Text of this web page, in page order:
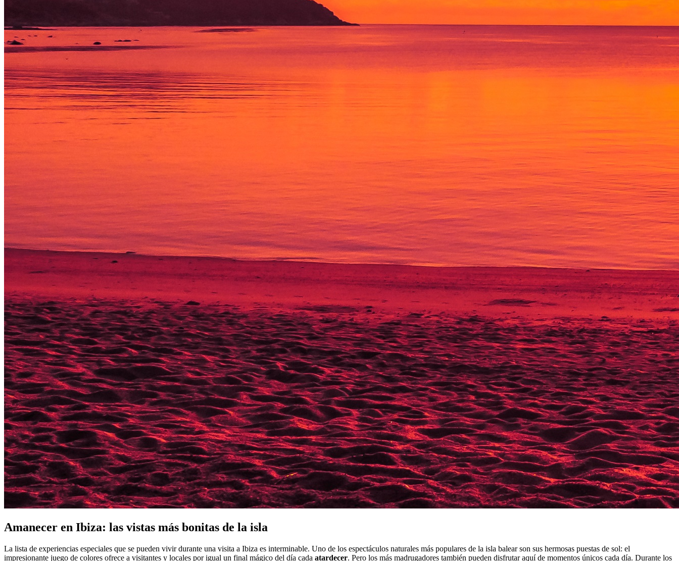
Amanecer en Ibiza: las vistas más bonitas de la isla
La lista de experiencias especiales que se pueden vivir durante una visita a Ibiza es interminable. Uno de los espectáculos naturales más populares de la isla balear son sus hermosas puestas de sol: el
impresionante juego de colores ofrece a visitantes y locales por igual un final mágico del día cada atardecer. Pero los más madrugadores también pueden disfrutar aquí de momentos únicos cada día. Durante los